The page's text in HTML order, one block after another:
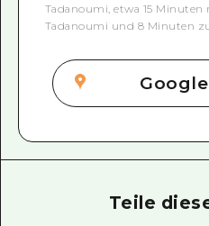
Tadanoumi, etwa 15
Tadanoumi und 8 Minuten
Teile